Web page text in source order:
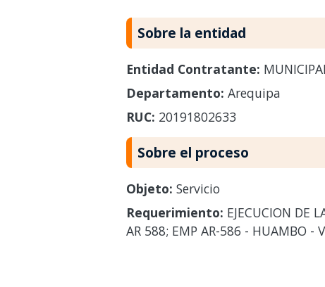
Sobre la entidad
Entidad Contratante:
Departamento: Arequipa
RUC: 20191802633
Sobre el proceso
Objeto: Servicio
Requerimiento: EJECUCION DE
AR 588; EMP AR-586 - HUAMBO -